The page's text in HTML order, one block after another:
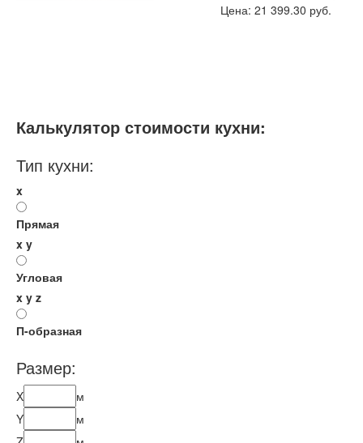
Цена: 21 399.30 руб.
Калькулятор стоимости кухни:
Тип кухни:
x
Прямая
x y
Угловая
x y z
П-образная
Размер:
X
м
Y
м